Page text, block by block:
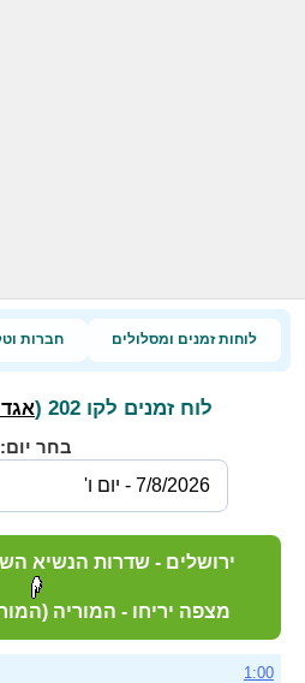
לוחות זמנים ומסלולים חברות
לוח זמנים לקו 202 (
בחר יום:
ירושלים - שדרות הנשיא השישי 2 (חניון
מצפה יריחו - המוריה
1:00